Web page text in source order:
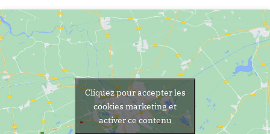
Cliquez pour accepter les
cookies marketing et
activer ce contenu